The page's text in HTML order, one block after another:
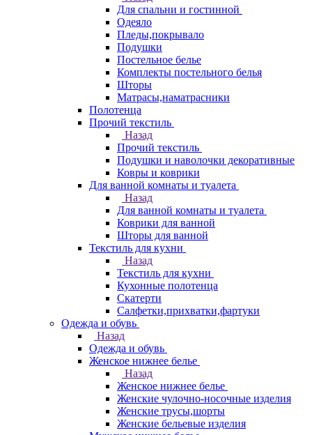
Для спальни и гостинной
Одеяло
Пледы,покрывало
Подушки
Постельное белье
Комплекты постельного белья
Шторы
Матрасы,наматрасники
Полотенца
Прочий текстиль
Назад
Прочий текстиль
Подушки и наволочки декоративные
Ковры и коврики
Для ванной комнаты и туалета
Назад
Для ванной комнаты и туалета
Коврики для ванной
Шторы для ванной
Текстиль для кухни
Назад
Текстиль для кухни
Кухонные полотенца
Скатерти
Салфетки,прихватки,фартуки
Одежда и обувь
Назад
Одежда и обувь
Женское нижнее белье
Назад
Женское нижнее белье
Женские чулочно-носочные изделия
Женские трусы,шорты
Женские бельевые изделия